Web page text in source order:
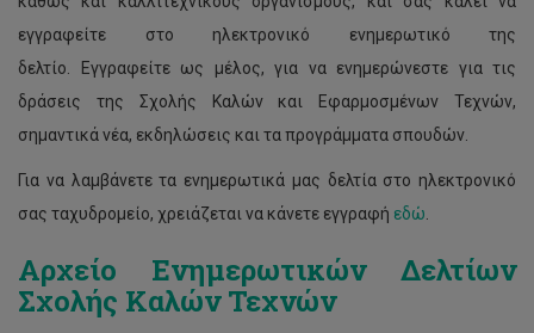
εγγραφείτε στο ηλεκτρονικό ενημερωτικό της
δελτίο. Εγγραφείτε ως μέλος, για να ενημερώνεστε για τις
δράσεις της Σχολής Καλών και Εφαρμοσμένων Τεχνών,
σημαντικά νέα, εκδηλώσεις και τα προγράμματα σπουδών.
Για να λαμβάνετε τα ενημερωτικά μας δελτία στο ηλεκτρονικό
σας ταχυδρομείο, χρειάζεται να κάνετε εγγραφή εδώ
Αρχείο Ενημερωτικών Δελτίων
Σχολής Καλών Τεχνών